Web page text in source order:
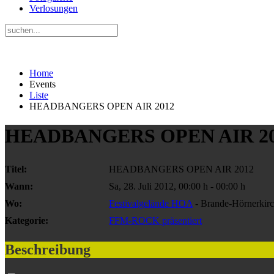
Verlosungen
Home
Events
Liste
HEADBANGERS OPEN AIR 2012
HEADBANGERS OPEN AIR
Titel:
HEADBANGERS OPEN AIR 2012
Wann:
Sa, 28. Juli 2012, 00:00 h - 00:00 h
Wo:
Festivalgelände HOA - Brande-
Kategorie:
FFM-ROCK präsentiert
Beschreibung